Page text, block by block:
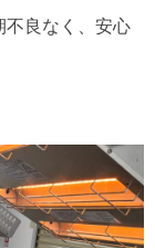
不良なく、安心